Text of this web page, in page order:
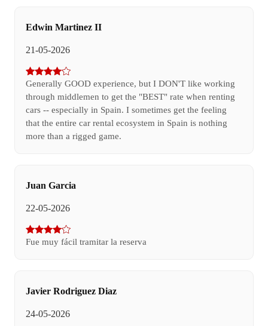
Edwin Martinez II
21-05-2026
Generally GOOD experience, but I DON'T like working
through middlemen to get the "BEST" rate when renting
cars -- especially in Spain. I sometimes get the feeling
that the entire car rental ecosystem in Spain is nothing
more than a rigged game.
Juan Garcia
22-05-2026
Fue muy fácil tramitar la reserva
Javier Rodriguez Diaz
24-05-2026